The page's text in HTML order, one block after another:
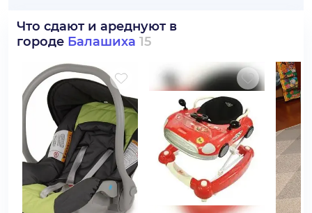
Что сдают и ареднуют в
городе Балашиха 15